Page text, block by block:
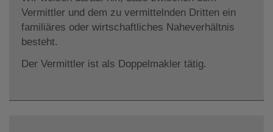
Vermittler und dem zu vermittelnden Dritten ein
familiäres oder wirtschaftliches Naheverhältnis
besteht.
Der Vermittler ist als Doppelmakler tätig.